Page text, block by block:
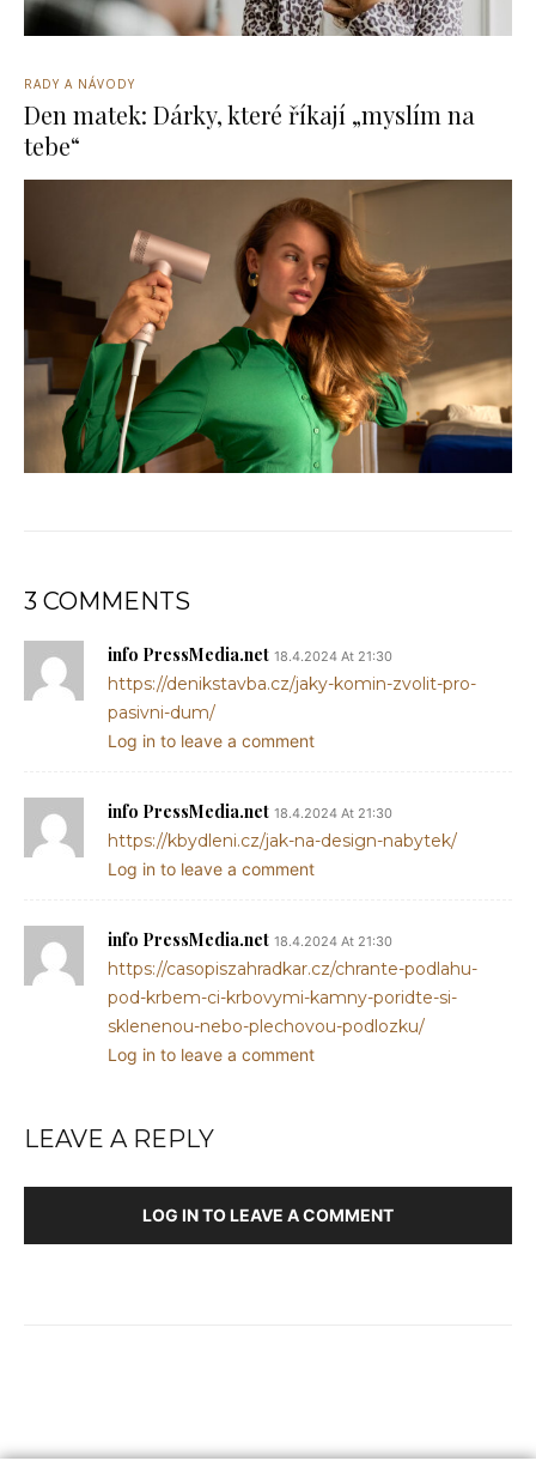
RADY A NÁVODY
Den matek: Dárky, které říkají „myslím na
tebe“
3 COMMENTS
info PressMedia.net 18.4.2024 At 21:30
https://denikstavba.cz/jaky-komin-zvolit-pro-
pasivni-dum/
Log in to leave a comment
info PressMedia.net 18.4.2024 At 21:30
https://kbydleni.cz/jak-na-design-nabytek/
Log in to leave a comment
info PressMedia.net 18.4.2024 At 21:30
https://casopiszahradkar.cz/chrante-podlahu-
pod-krbem-ci-krbovymi-kamny-poridte-si-
sklenenou-nebo-plechovou-podlozku/
Log in to leave a comment
LEAVE A REPLY
LOG IN TO LEAVE A COMMENT